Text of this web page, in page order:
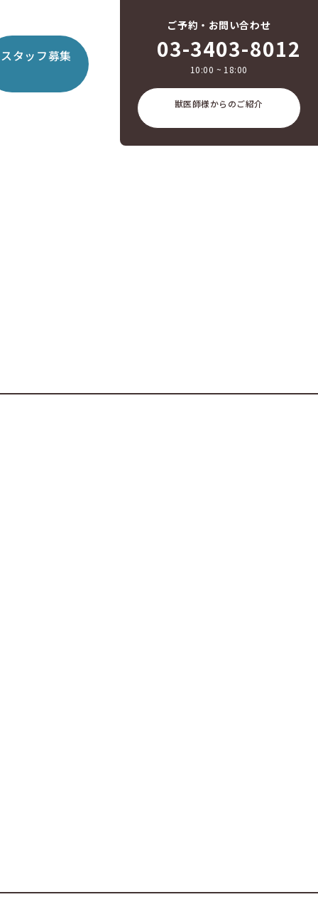
ご予約・お問い合わせ
03-3403-8012
10:00 ~ 18:00
獣医師様からのご紹介
スタッフ募集